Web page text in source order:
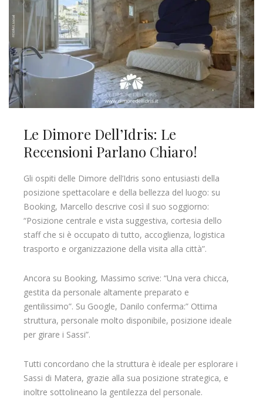
Le Dimore Dell’Idris: Le
Recensioni Parlano Chiaro!
Gli ospiti delle Dimore dell’Idris sono entusiasti della
posizione spettacolare e della bellezza del luogo: su
Booking, Marcello descrive così il suo soggiorno:
“Posizione centrale e vista suggestiva, cortesia dello
staff che si è occupato di tutto, accoglienza, logistica
trasporto e organizzazione della visita alla città”.
Ancora su Booking, Massimo scrive: “Una vera chicca,
gestita da personale altamente preparato e
gentilissimo”. Su Google, Danilo conferma:” Ottima
struttura, personale molto disponibile, posizione ideale
per girare i Sassi”.
Tutti concordano che la struttura è ideale per esplorare i
Sassi di Matera, grazie alla sua posizione strategica, e
inoltre sottolineano la gentilezza del personale.